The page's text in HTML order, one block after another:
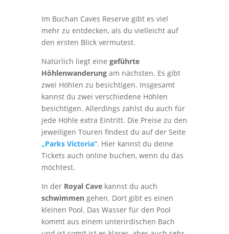
Im Buchan Caves Reserve gibt es viel
mehr zu entdecken, als du vielleicht auf
den ersten Blick vermutest.
Natürlich liegt eine geführte
Höhlenwanderungam nächsten. Es gibt
zwei Höhlen zu besichtigen. Insgesamt
kannst du zwei verschiedene Höhlen
besichtigen. Allerdings zahlst du auch für
jede Höhle extra Eintritt. Die Preise zu den
jeweiligen Touren findest du auf der Seite
„Parks Victoria“. Hier kannst du deine
Tickets auch online buchen, wenn du das
möchtest.
In der Royal Cavekannst du auch
schwimmengehen. Dort gibt es einen
kleinen Pool. Das Wasser für den Pool
kommt aus einem unterirdischen Bach